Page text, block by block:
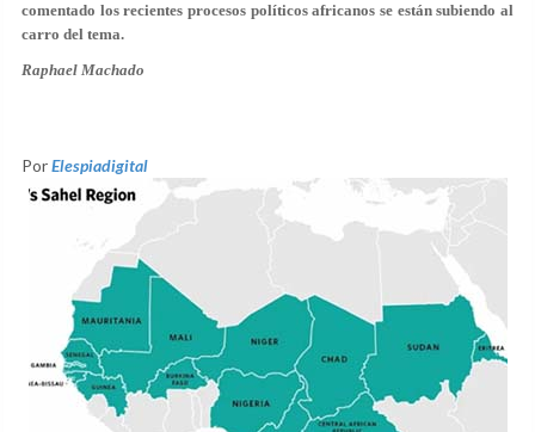
comentado los recientes procesos políticos africanos se están subiendo al
carro del tema.
Raphael Machado
PorElespiadigital